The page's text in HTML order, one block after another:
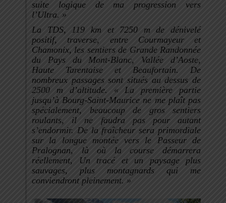
suite logique de ma progression vers
l’Ultra. »
La TDS, 119 km et 7250 m de dénivelé
positif, traverse, entre Courmayeur et
Chamonix, les sentiers de Grande Randonnée
du Pays du Mont-Blanc, Vallée d’Aoste,
Haute Tarentaise et Beaufortain. De
nombreux passages sont situés au dessus de
2500 m d’altitude. «Lapremière partie
jusqu’à Bourg-Saint-Maurice ne me plaît pas
spécialement, beaucoup de gros sentiers
roulants, il ne faudra pas pour autant
s’endormir. De la fraîcheur sera primordiale
sur la longue montée vers le Passeur de
Pralognan, là où la course démarrera
réellement, Un tracé et un paysage plus
sauvages, plus montagnards qui me
conviendront pleinement. »